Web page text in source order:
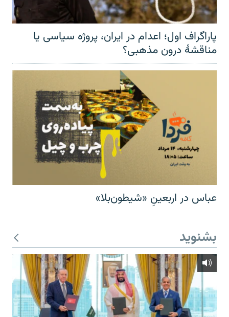
پاراگراف اول؛ اعدام در ایران، پروژه سیاسی یا
مناقشهٔ درون مذهبی؟
عباس در اربعینِ «شیطون‌بلا»
بشنوید